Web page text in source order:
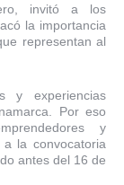
invitó a los
la importancia
representan al
y experiencias
Por eso
y
la convocatoria
antes del 16 de